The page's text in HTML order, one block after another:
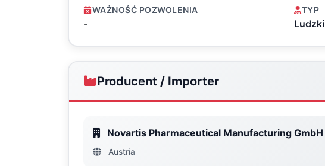
WAŻNOŚĆ POZWOLENIA
-
TYP
Ludzki
Producent / Importer
Novartis Pharmaceutical Manufacturing GmbH
Austria